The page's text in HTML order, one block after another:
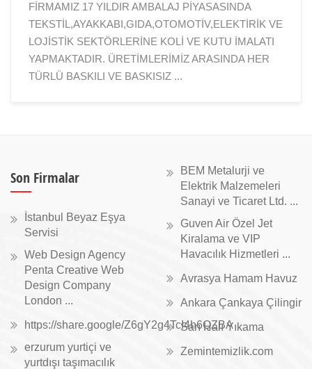
FİRMAMIZ 17 YILDIR AMBALAJ PİYASASINDA
TEKSTİL,AYAKKABI,GIDA,OTOMOTİV,ELEKTİRİK VE
LOJİSTİK SEKTÖRLERİNE KOLİ VE KUTU İMALATI
YAPMAKTADIR. ÜRETİMLERİMİZ ARASINDA HER
TÜRLÜ BASKILI VE BASKISIZ ...
Son Firmalar
İstanbul Beyaz Eşya
Servisi
Web Design Agency
Penta Creative Web
Design Company
London ...
https://share.google/Z6gY2g4TcI4h6QZBA
erzurum yurtiçi ve
yurtdışı taşımacılık
BEM Metalurji ve
Elektrik Malzemeleri
Sanayi ve Ticaret Ltd. ...
Guven Air Özel Jet
Kiralama ve VIP
Havacılık Hizmetleri ...
Avrasya Hamam Havuz
Ankara Çankaya Çilingir
Sarı Halı Yıkama
Zemintemizlik.com